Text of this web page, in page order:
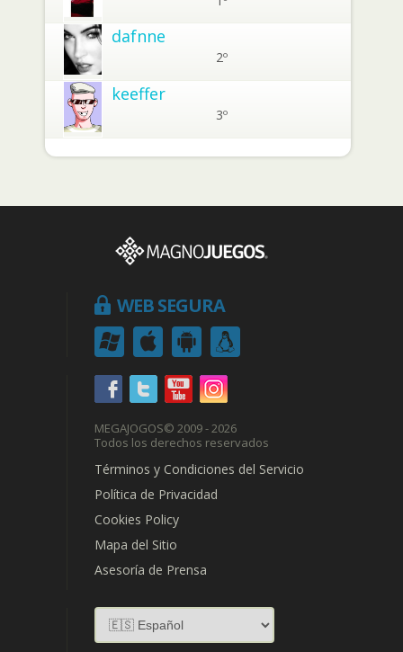
dafnne
2º
keeffer
3º
WEB SEGURA
MEGAJOGOS© 2009 - 2026
Todos los derechos reservados
Términos y Condiciones del Servicio
Política de Privacidad
Cookies Policy
Mapa del Sitio
Asesoría de Prensa